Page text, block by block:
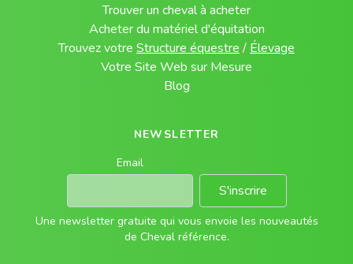
Trouver un cheval à acheter
Acheter du matériel d'équitation
Trouvez votre Structure équestre / Élevage
Votre Site Web sur Mesure
Blog
NEWSLETTER
Email
S'inscrire
Une newsletter gratuite qui vous envoie les nouveautés
de Cheval référence.